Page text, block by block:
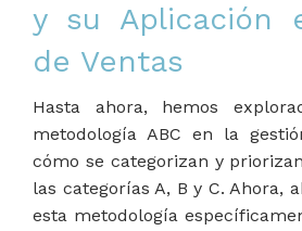
y su Aplicación
de Ventas
Hasta ahora, hemos
metodología ABC en la
cómo se categorizan y
las categorías A, B y C. Ahora,
esta metodología